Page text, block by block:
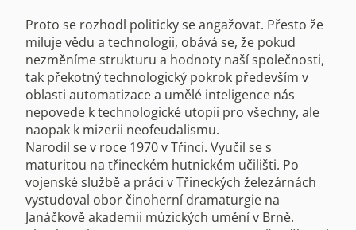
Proto se rozhodl politicky se angažovat. Přesto že
miluje vědu a technologii, obává se, že pokud
nezměníme strukturu a hodnoty naší společnosti,
tak překotný technologický pokrok především v
oblasti automatizace a umělé inteligence nás
nepovede k technologické utopii pro všechny, ale
naopak k mizerii neofeudalismu.
Narodil se v roce 1970 v Třinci. Vyučil se s
maturitou na třineckém hutnickém učilišti. Po
vojenské službě a práci v Třineckých železárnách
vystudoval obor činoherní dramaturgie na
Janáčkově akademii múzických umění v Brně.